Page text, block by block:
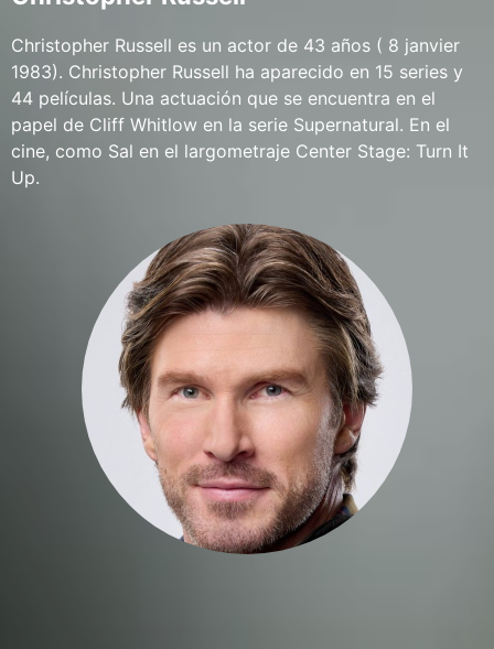
Christopher Russell es un actor de 43 años ( 8 janvier
1983). Christopher Russell ha aparecido en 15 series y
44 películas. Una actuación que se encuentra en el
papel de Cliff Whitlow en la serie Supernatural. En el
cine, como Sal en el largometraje Center Stage: Turn It
Up.